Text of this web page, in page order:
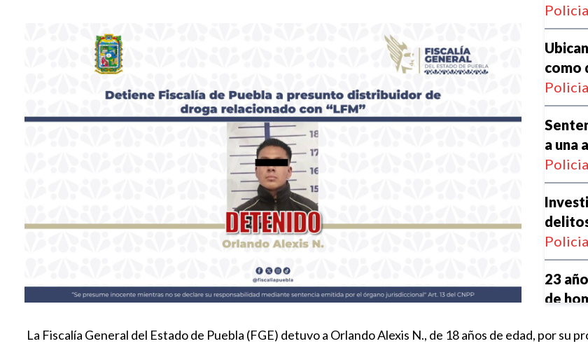
como
a una
23
de
La Fiscalía General del Estado de Puebla (FGE) detuvo a Orlando Alexis N., de 18 años de edad, por su